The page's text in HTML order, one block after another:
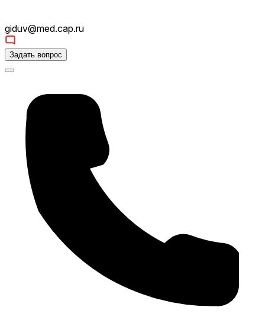
giduv@med.cap.ru
Задать вопрос